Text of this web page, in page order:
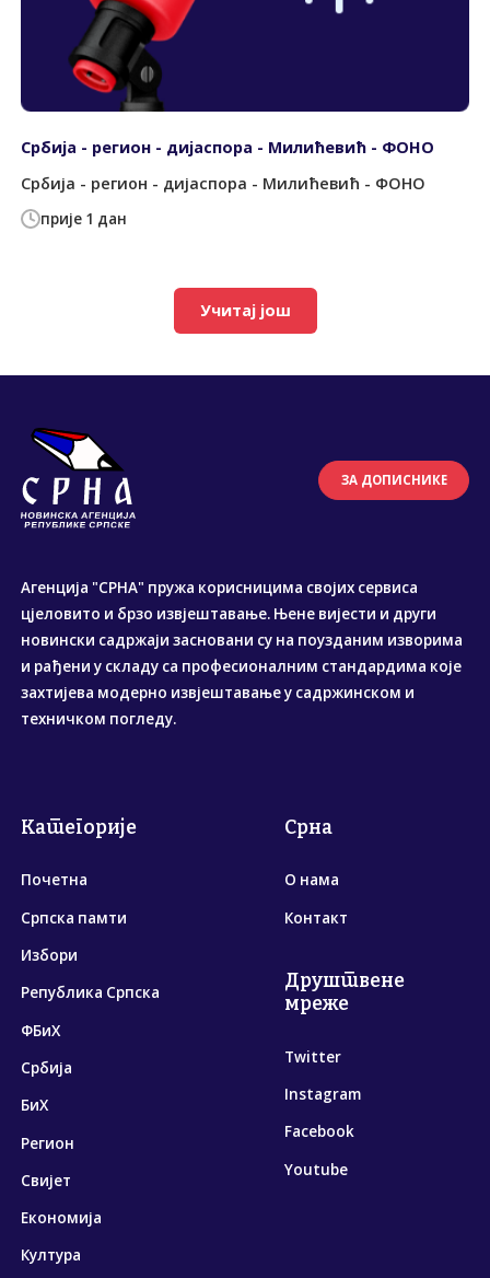
прије 1 дан
Србија - регион - дијаспора - Милићевић - ФОНО
Србија - регион - дијаспора - Милићевић - ФОНО
Учитај још
ЗА ДОПИСНИКЕ
Агенција "СРНА" пружа корисницима својих сервиса
цјеловито и брзо извјештавање. Њене вијести и други
новински садржаји засновани су на поузданим изворима
и рађени у складу са професионалним стандардима које
захтијева модерно извјештавање у садржинском и
техничком погледу.
Категорије
Почетна
Српска памти
Избори
Република Српска
ФБиХ
Србија
БиХ
Регион
Свијет
Економија
Култура
Срна
О нама
Контакт
Друштвене
мреже
Twitter
Instagram
Facebook
Youtube